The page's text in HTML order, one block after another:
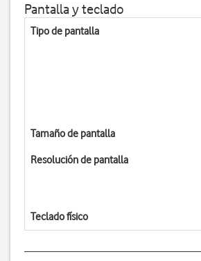
Pantalla y teclado
Tipo de pantalla
Tamaño de pantalla
Resolución de pantalla
Teclado físico